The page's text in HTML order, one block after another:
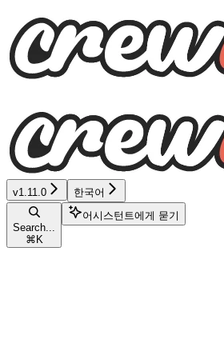
v1.11.0 한국어
Search...
⌘ K
어시스턴트에게 묻기